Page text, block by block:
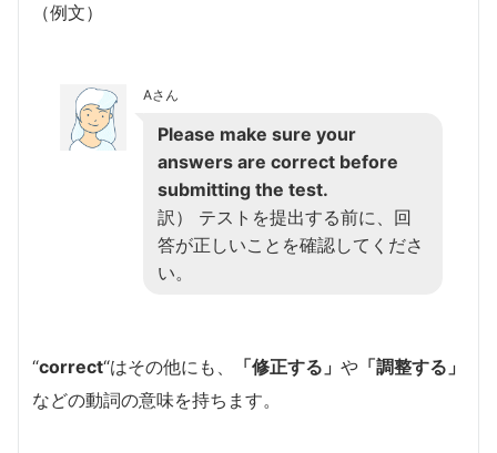
（例文）
Aさん
Please make sure your
answers are correct before
submitting the test.
訳） テストを提出する前に、回
答が正しいことを確認してくださ
い。
“correct“はその他にも、 「修正する」 や 「調整する」
などの動詞の意味を持ちます。